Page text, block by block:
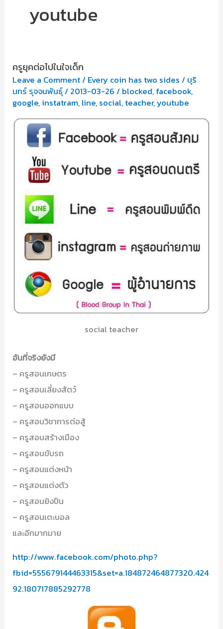
youtube
ครูยุคต่อไปในใจเด็ก
Leave a Comment/ Every coin has two sides / บุริ
นทร์ รุจจนพันธุ์/ 2013-03-26/ blocked, facebook,
google, instatram, line, social, teacher,youtube
social teacher
อันที่จริงยังมี
– ครูสอนเกษตร
– ครูสอนเลี้ยงสัตว์
– ครูสอนออกแบบ
– ครูสอนวิชาการต่อสู้
– ครูสอนสร้างเมือง
– ครูสอนขับรถ
– ครูสอนแต่งหน้า
– ครูสอนแต่งตัว
– ครูสอนยิงปืน
– ครูสอนเตะบอล
และอีกมากมาย
http://www.facebook.com/photo.php?
fbid=555679144463315&set=a.184872464877320.424
92.180717885292778